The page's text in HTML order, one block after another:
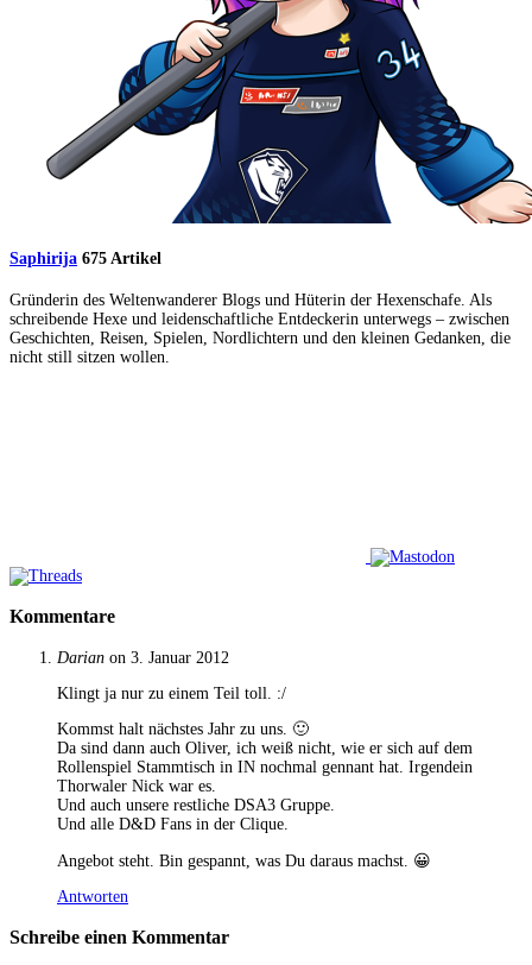
Saphirija 675 Artikel
Gründerin des Weltenwanderer Blogs und Hüterin der Hexenschafe. Als
schreibende Hexe und leidenschaftliche Entdeckerin unterwegs – zwischen
Geschichten, Reisen, Spielen, Nordlichtern und den kleinen Gedanken, die
nicht still sitzen wollen.
Kommentare
Darian on 3. Januar 2012
Klingt ja nur zu einem Teil toll. :/
Kommst halt nächstes Jahr zu uns. 🙂
Da sind dann auch Oliver, ich weiß nicht, wie er sich auf dem
Rollenspiel Stammtisch in IN nochmal gennant hat. Irgendein
Thorwaler Nick war es.
Und auch unsere restliche DSA3 Gruppe.
Und alle D&D Fans in der Clique.
Angebot steht. Bin gespannt, was Du daraus machst. 😀
Antworten
Schreibe einen Kommentar